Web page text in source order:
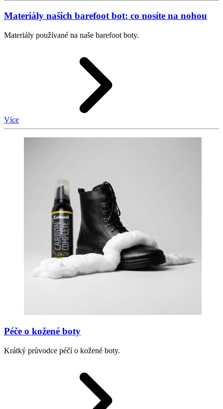
Materiály našich barefoot bot: co nosíte na nohou
Materiály používané na naše barefoot boty.
Více
Péče o kožené boty
Krátký průvodce péčí o kožené boty.